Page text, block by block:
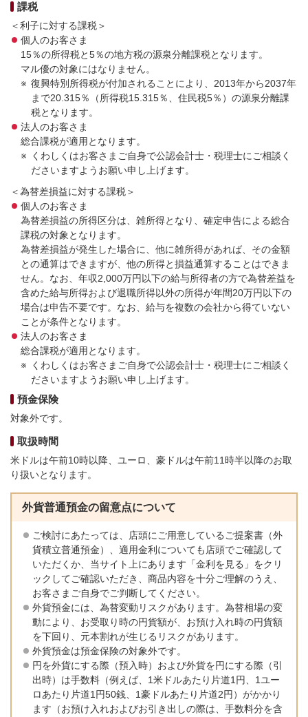
課税
＜利子に対する課税＞
個人のお客さま
15％の所得税と5％の地方税の源泉分離課税となります。
マル優の対象にはなりません。
復興特別所得税が付加されることにより、2013年から2037年
まで20.315％（所得税15.315％、住民税5％）の源泉分離課
税となります。
法人のお客さま
総合課税が適用となります。
くわしくはお客さまご自身で公認会計士・税理士にご相談く
ださいますようお願い申し上げます。
＜為替差損益に対する課税＞
個人のお客さま
為替差損益の所得区分は、雑所得となり、確定申告による総合
課税の対象となります。
為替差損益が発生した場合に、他に雑所得があれば、その金額
との通算はできますが、他の所得と損益通算することはできま
せん。なお、年収2,000万円以下の給与所得者の方で為替差益を
含めた給与所得および退職所得以外の所得が年間20万円以下の
場合は申告不要です。なお、給与を複数の会社から得ていない
ことが条件となります。
法人のお客さま
総合課税が適用となります。
くわしくはお客さまご自身で公認会計士・税理士にご相談く
ださいますようお願い申し上げます。
預金保険
対象外です。
取扱時間
米ドルは午前10時以降、ユーロ、豪ドルは午前11時半以降のお取
り扱いとなります。
外貨普通預金の留意点について
ご検討にあたっては、店頭にご用意しているご提案書（外
貨積立普通預金）、適用金利についても店頭でご確認して
いただくか、当サイト上にあります「金利を見る」をクリ
ックしてご確認いただき、商品内容を十分ご理解のうえ、
お客さまご自身でご判断してください。
外貨預金には、為替変動リスクがあります。為替相場の変
動により、お受取り時の円貨額が、お預け入れ時の円貨額
を下回り、元本割れが生じるリスクがあります。
外貨預金は預金保険の対象外です。
円を外貨にする際（預入時）および外貨を円にする際（引
出時）は手数料（例えば、1米ドルあたり片道1円、1ユー
ロあたり片道1円50銭、1豪ドルあたり片道2円）がかかり
ます（お預け入れおよびお引き出しの際は、手数料分を含